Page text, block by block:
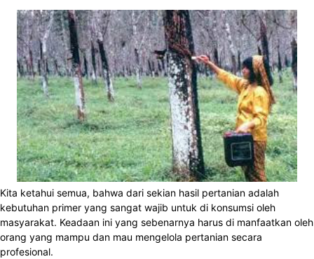
Kita ketahui semua, bahwa dari sekian hasil pertanian adalah
kebutuhan primer yang sangat wajib untuk di konsumsi oleh
masyarakat. Keadaan ini yang sebenarnya harus di manfaatkan oleh
orang yang mampu dan mau mengelola pertanian secara
profesional.